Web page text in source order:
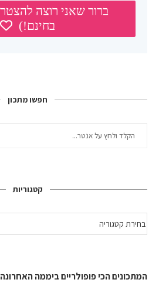
חפשו מתכון
קטגוריות
המתכונים הכי פופולריים ביממה האחרונה